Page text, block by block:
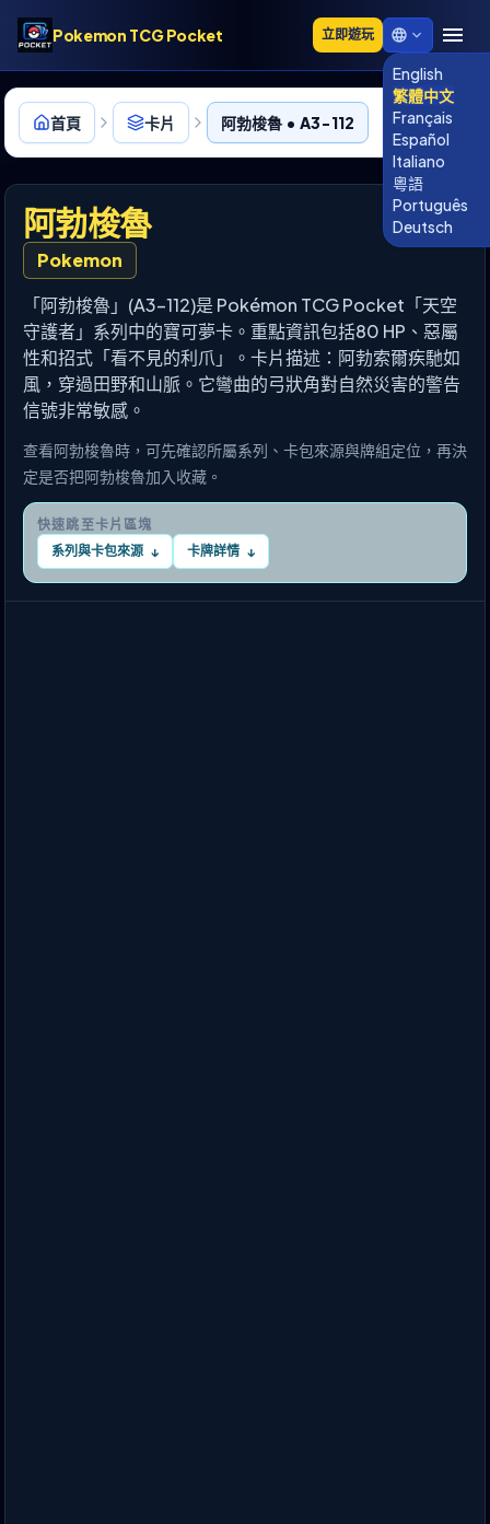
Pokemon TCG Pocket 立即遊玩
English
繁體中文
Français
Español
Italiano
粵語
Português
Deutsch
首頁 卡片 阿勃梭魯 • A3-112
阿勃梭魯
Pokemon
「阿勃梭魯」(A3-112)是 Pokémon TCG Pocket「天空
守護者」系列中的寶可夢卡。重點資訊包括80 HP、惡屬
性和招式「看不見的利爪」。卡片描述：阿勃索爾疾馳如
風，穿過田野和山脈。它彎曲的弓狀角對自然災害的警告
信號非常敏感。
查看阿勃梭魯時，可先確認所屬系列、卡包來源與牌組定位，再決
定是否把阿勃梭魯加入收藏。
快速跳至卡片區塊
系列與卡包來源 ↓ 卡牌詳情 ↓